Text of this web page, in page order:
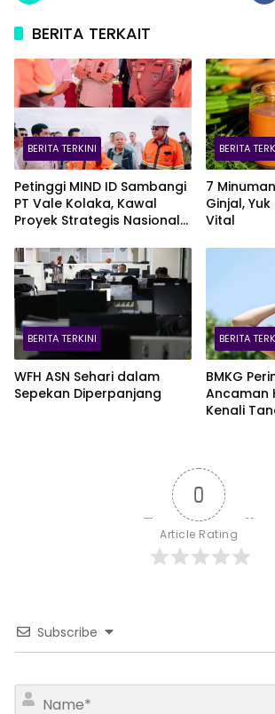
BERITA TERKAIT
BERITA TERKINI
Petinggi MIND ID Sambangi
PT Vale Kolaka, Kawal
Proyek Strategis Nasional
BERITA
7
Ginjal,
Vital
BERITA TERKINI
WFH ASN Sehari dalam
Sepekan Diperpanjang
BERITA
BMKG
Ancaman
Kenali
0
Article Rating
Subscribe